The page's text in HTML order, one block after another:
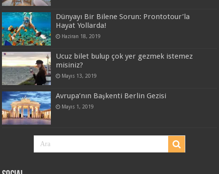
Dünyayı Bir Bilene Sorun: Prontotour’la
Hayat Yollarda!
Haziran 18, 2019
Ucuz bilet bulup çok yer gezmek istemez
misiniz?
Mayıs 13, 2019
Avrupa’nın Başkenti Berlin Gezisi
Mayıs 1, 2019